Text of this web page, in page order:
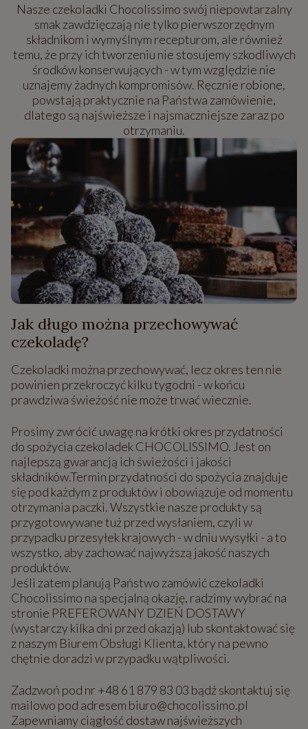
Nasze czekoladki Chocolissimo swój niepowtarzalny
smak zawdzięczają nie tylko pierwszorzędnym
składnikom i wymyślnym recepturom, ale również
temu, że przy ich tworzeniu nie stosujemy szkodliwych
środków konserwujących - w tym względzie nie
uznajemy żadnych kompromisów. Ręcznie robione,
powstają praktycznie na Państwa zamówienie,
dlatego są najświeższe i najsmaczniejsze zaraz po
otrzymaniu.
Jak długo można przechowywać
czekoladę?
Czekoladki można przechowywać, lecz okres ten nie
powinien przekroczyć kilku tygodni - w końcu
prawdziwa świeżość nie może trwać wiecznie.
Prosimy zwrócić uwagę na krótki okres przydatności
do spożycia czekoladek CHOCOLISSIMO. Jest on
najlepszą gwarancją ich świeżości i jakości
składników.Termin przydatności do spożycia znajduje
się pod każdym z produktów i obowiązuje od momentu
otrzymania paczki. Wszystkie nasze produkty są
przygotowywane tuż przed wysłaniem, czyli w
przypadku przesyłek krajowych - w dniu wysyłki - a to
wszystko, aby zachować najwyższą jakość naszych
produktów.
Jeśli zatem planują Państwo zamówić czekoladki
Chocolissimo na specjalną okazję, radzimy wybrać na
stronie PREFEROWANY DZIEŃ DOSTAWY
(wystarczy kilka dni przed okazją) lub skontaktować się
z naszym Biurem Obsługi Klienta, który na pewno
chętnie doradzi w przypadku wątpliwości.
Zadzwoń pod nr +48 61 879 83 03 bądź skontaktuj się
mailowo pod adresem biuro@chocolissimo.pl
Zapewniamy ciągłość dostaw najświeższych